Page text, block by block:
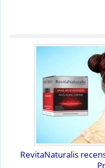
RevitaNaturalis